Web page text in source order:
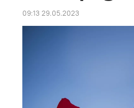
09:13 29.05.2023